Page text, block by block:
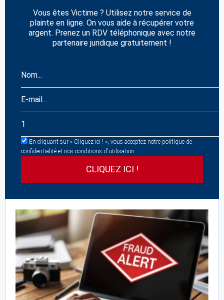
Vous êtes Victime ? Utilisez notre service de
plainte en ligne. On vous aide à récupérer votre
argent. Prenez un RDV téléphonique avec notre
partenaire juridique gratuitement !
En cliquant sur « Cliquez ici ! », vous acceptez notre politique de
confidentialité et nos conditions d'utilisation.